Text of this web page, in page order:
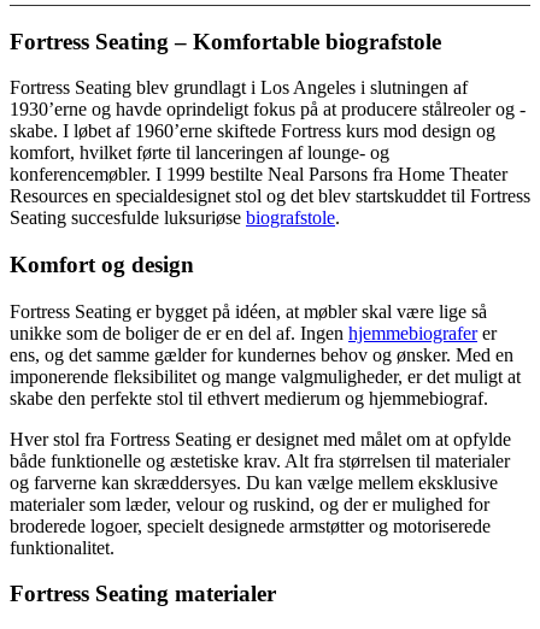
Fortress Seating – Komfortable biografstole
Fortress Seating blev grundlagt i Los Angeles i slutningen af
1930’erne og havde oprindeligt fokus på at producere stålreoler og -
skabe. I løbet af 1960’erne skiftede Fortress kurs mod design og
komfort, hvilket førte til lanceringen af lounge- og
konferencemøbler. I 1999 bestilte Neal Parsons fra Home Theater
Resources en specialdesignet stol og det blev startskuddet til Fortress
Seating succesfulde luksuriøse biografstole.
Komfort og design
Fortress Seating er bygget på idéen, at møbler skal være lige så
unikke som de boliger de er en del af. Ingen hjemmebiograferer
ens, og det samme gælder for kundernes behov og ønsker. Med en
imponerende fleksibilitet og mange valgmuligheder, er det muligt at
skabe den perfekte stol til ethvert medierum og hjemmebiograf.
Hver stol fra Fortress Seating er designet med målet om at opfylde
både funktionelle og æstetiske krav. Alt fra størrelsen til materialer
og farverne kan skræddersyes. Du kan vælge mellem eksklusive
materialer som læder, velour og ruskind, og der er mulighed for
broderede logoer, specielt designede armstøtter og motoriserede
funktionalitet.
Fortress Seating materialer